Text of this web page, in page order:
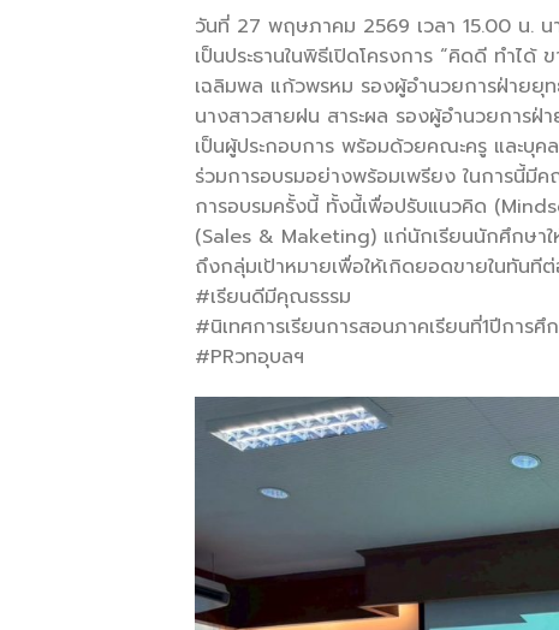
วันที่ 27 พฤษภาคม 2569 เวลา 15.00 น.
เป็นประธานในพิธีเปิดโครงการ “คิดดี ทำไ
เฉลิมพล แก้วพรหม รองผู้อำนวยการฝ่ายยุ
นางสาวสายฝน สาระผล รองผู้อำนวยการฝ่
เป็นผู้ประกอบการ พร้อมด้วยคณะครู และบุ
ร่วมการอบรมอย่างพร้อมเพรียง ในการนี้มี
การอบรมครั้งนี้ ทั้งนี้เพื่อปรับแนวคิด
(Sales & Maketing) แก่นักเรียนนักศึกษาใ
ถึงกลุ่มเป้าหมายเพื่อให้เกิดยอดขายในทันทีต่
#เรียนดีมีคุณธรรม
#นิเทศการเรียนการสอนภาคเรียนที่1ปีการศึ
#PRวทอุบลฯ